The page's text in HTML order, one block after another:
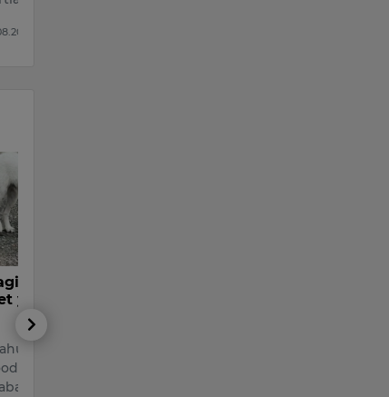
eng xunuk
yulduziga
laqabli it
tashqi
ijtimoiy